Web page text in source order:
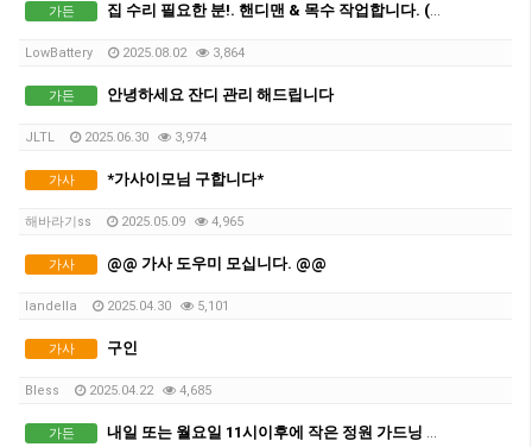
가든 집 수리 필요한 분!. 핸디맨 & 목수 작업합니다. (견적 무료)
LowBattery 2025.08.02 3,864
가든 안녕하세요 잔디 관리 해드립니다
JLTL 2025.06.30 3,974
가사 *가사이모님 구합니다*
해바라기ss 2025.05.09 4,965
가사 @@ 가사 도우미 모십니다. @@
landella 2025.04.30 5,101
가사 구인
Bless 2025.04.22 4,685
가든 내일 또는 월요일 11시이후에 작은 정원 가드닝 해주실 분